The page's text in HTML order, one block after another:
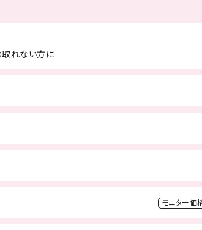
取れない方に
モニター価